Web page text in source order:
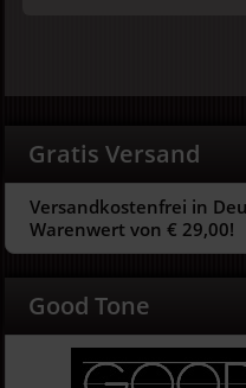
Gratis Versand
Versandkostenfrei in
Warenwert von € 29,00!
Good Tone